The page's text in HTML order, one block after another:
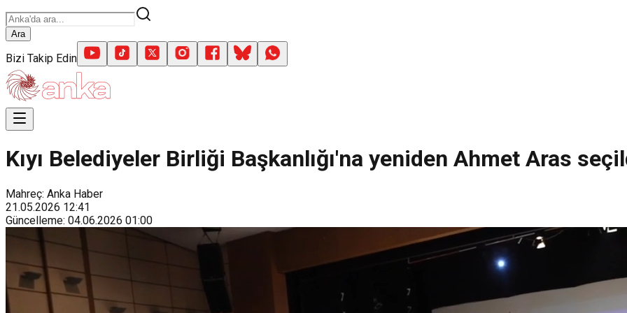
Ara
Bizi Takip Edin
Kıyı Belediyeler Birliği Başkanlığı'na yeniden Ahmet Aras
Mahreç: Anka Haber
21.05.2026 12:41
Güncelleme: 04.06.2026 01:00